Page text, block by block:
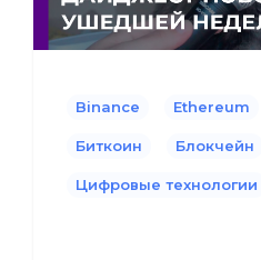
Binance Ethereum
Биткоин Блокчейн
Цифровые технологии